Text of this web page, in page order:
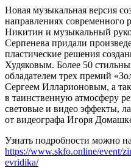
Hовая музыкальная версия
направлениях
Hикитин и музыкальный
Серпенева придали
пластические решения
Худяковым. Более 50
обладателем трех премий
Сергеем Илларионовым, а
в таинственную атмосферу
световые и видео эффекты,
от видеографа Игоря
Узнать подробности можно
https://www.skfo.online/event/
evridika/